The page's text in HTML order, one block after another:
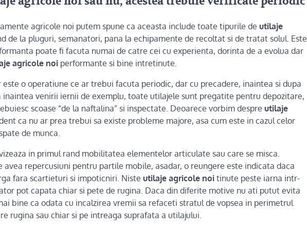
agricole noi putem spune ca aceasta include toate tipurile de utilaje
de la pluguri, semanatori, pana la echipamente de recoltat si de tratat solul. Este
poate fi facuta numai de catre cei cu experienta, dorinta de a evolua dar
agricole noi performante si bine intretinute.
o operatiune ce ar trebui facuta periodic, dar cu precadere, inaintea si dupa
inaintea venirii iernii de exemplu, toate utilajele sunt pregatite pentru depozitare,
scoase “de la naftalina” si inspectate. Deoarece vorbim despre utilaje
ca nu ar prea trebui sa existe probleme majore, asa cum este in cazul celor
de munca.
in primul rand mobilitatea elementelor articulate sau care se misca.
avea repercusiuni pentru partile mobile, asadar, o reungere este indicata daca
fara scartieturi si impoticniri. Niste utilaje agricole noi tinute peste iarna intr-
pot capata chiar si pete de rugina. Daca din diferite motive nu ati putut evita
bine ca odata cu incalzirea vremii sa refaceti stratul de vopsea in perimetrul
rugina sau chiar si pe intreaga suprafata a utilajului.